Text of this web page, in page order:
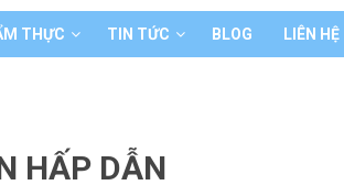
THỰC TIN TỨC BLOG LIÊN HỆ
HẤP DẪN